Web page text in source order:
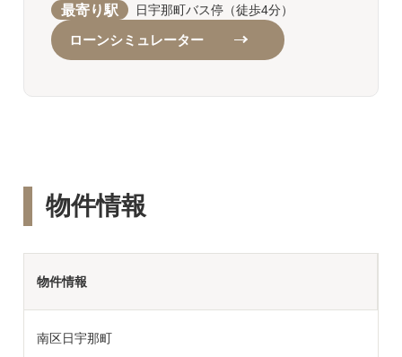
最寄り駅 日宇那町バス停（徒歩4分）
ローンシミュレーター
物件情報
物件情報
南区日宇那町